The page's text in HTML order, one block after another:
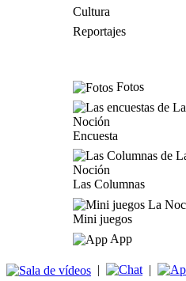
Cultura
Reportajes
Fotos
Encuesta
Las Columnas
Mini juegos
App
| |